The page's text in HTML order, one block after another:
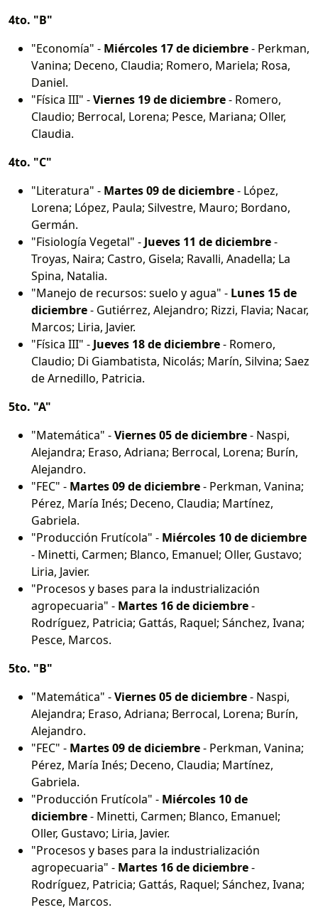
4to. "B"
"Economía" - Miércoles 17 de diciembre- Perkman,
Vanina; Deceno, Claudia; Romero, Mariela; Rosa,
Daniel.
"Física III" -Viernes 19 de diciembre- Romero,
Claudio; Berrocal, Lorena; Pesce, Mariana; Oller,
Claudia.
4to. "C"
"Literatura" - Martes 09 de diciembre- López,
Lorena; López, Paula; Silvestre, Mauro; Bordano,
Germán.
"Fisiología Vegetal" - Jueves 11 de diciembre-
Troyas, Naira; Castro, Gisela; Ravalli, Anadella; La
Spina, Natalia.
"Manejo de recursos: suelo y agua" - Lunes 15 de
diciembre- Gutiérrez, Alejandro; Rizzi, Flavia; Nacar,
Marcos; Liria, Javier.
"Física III" - Jueves 18 de diciembre- Romero,
Claudio; Di Giambatista, Nicolás; Marín, Silvina; Saez
de Arnedillo, Patricia.
5to. "A"
"Matemática" -Viernes 05 de diciembre- Naspi,
Alejandra; Eraso, Adriana; Berrocal, Lorena; Burín,
Alejandro.
"FEC" - Martes 09 de diciembre- Perkman, Vanina;
Pérez, María Inés; Deceno, Claudia; Martínez,
Gabriela.
"Producción Frutícola" - Miércoles 10 de diciembre
- Minetti, Carmen; Blanco, Emanuel; Oller, Gustavo;
Liria, Javier.
"Procesos y bases para la industrialización
agropecuaria" - Martes 16 de diciembre-
Rodríguez, Patricia; Gattás, Raquel; Sánchez, Ivana;
Pesce, Marcos.
5to. "B"
"Matemática" -Viernes 05 de diciembre- Naspi,
Alejandra; Eraso, Adriana; Berrocal, Lorena; Burín,
Alejandro.
"FEC" - Martes 09 de diciembre- Perkman, Vanina;
Pérez, María Inés; Deceno, Claudia; Martínez,
Gabriela.
"Producción Frutícola" - Miércoles 10 de
diciembre- Minetti, Carmen; Blanco, Emanuel;
Oller, Gustavo; Liria, Javier.
"Procesos y bases para la industrialización
agropecuaria" - Martes 16 de diciembre-
Rodríguez, Patricia; Gattás, Raquel; Sánchez, Ivana;
Pesce, Marcos.